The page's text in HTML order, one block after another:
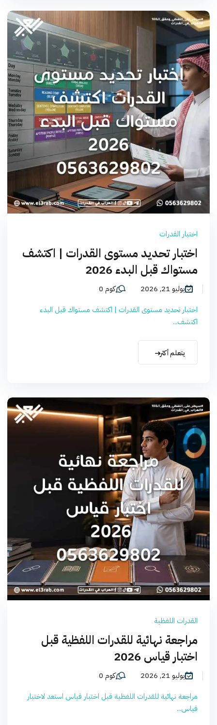
اختبار القدرات
اختبار تحديد مستوى القدرات | اكتشف
مستواك قبل البدء 2026
يوليو 21, 2026
كوم 0
اختبار تحديد مستوى القدرات | اكتشف مستواك قبل البدء
اكتشف...
يتعلم أكثر
القدرات اللفظية
مراجعة نهائية للقدرات اللفظية قبل
اختبار قياس 2026
يوليو 21, 2026
كوم 0
مراجعة نهائية للقدرات اللفظية قبل اختبار قياس استعد لاختبار
قياس...